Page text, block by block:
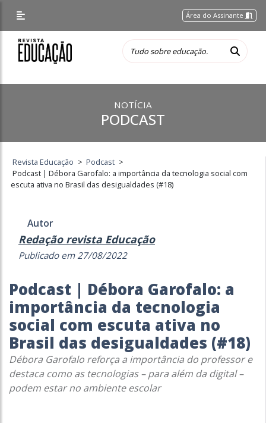
Área do Assinante
NOTÍCIA
PODCAST
Revista Educação > Podcast >
Podcast | Débora Garofalo: a importância da tecnologia social com
escuta ativa no Brasil das desigualdades (#18)
Autor
Redação revista Educação
Publicado em 27/08/2022
Podcast | Débora Garofalo: a
importância da tecnologia
social com escuta ativa no
Brasil das desigualdades (#18)
Débora Garofalo reforça a importância do professor e
destaca como as tecnologias – para além da digital –
podem estar no ambiente escolar